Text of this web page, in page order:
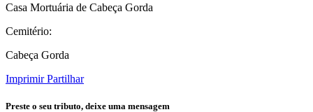
Casa Mortuária de Cabeça Gorda
Cemitério:
Cabeça Gorda
Imprimir Partilhar
Preste o seu tributo, deixe uma mensagem